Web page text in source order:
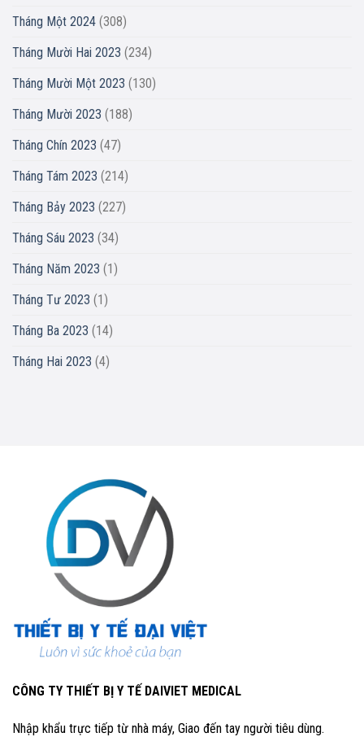
Tháng Một 2024 (308)
Tháng Mười Hai 2023 (234)
Tháng Mười Một 2023 (130)
Tháng Mười 2023 (188)
Tháng Chín 2023 (47)
Tháng Tám 2023 (214)
Tháng Bảy 2023 (227)
Tháng Sáu 2023 (34)
Tháng Năm 2023 (1)
Tháng Tư 2023 (1)
Tháng Ba 2023 (14)
Tháng Hai 2023 (4)
CÔNG TY THIẾT BỊ Y TẾ DAIVIET MEDICAL
Nhập khẩu trực tiếp từ nhà máy, Giao đến tay người tiêu dùng.